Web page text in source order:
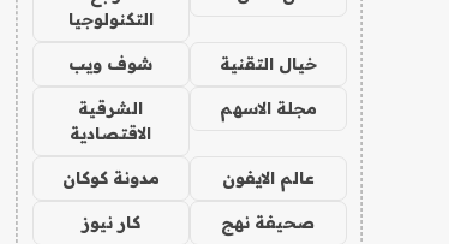
التكنولوجيا
خيال التقنية شوف ويب
مجلة الاسهم
الشرقية
الاقتصادية
عالم الايفون مدونة كوكان
صحيفة نهج كار نيوز